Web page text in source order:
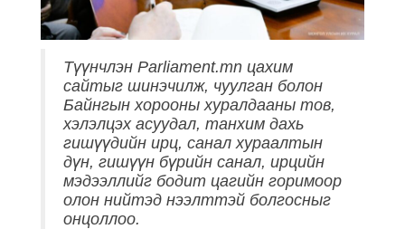
Түүнчлэн Parliament.mn цахим
сайтыг шинэчилж, чуулган болон
Байнгын хорооны хуралдааны тов,
хэлэлцэх асуудал, танхим дахь
гишүүдийн ирц, санал хураалтын
дүн, гишүүн бүрийн санал, ирцийн
мэдээллийг бодит цагийн горимоор
олон нийтэд нээлттэй болгосныг
онцоллоо.